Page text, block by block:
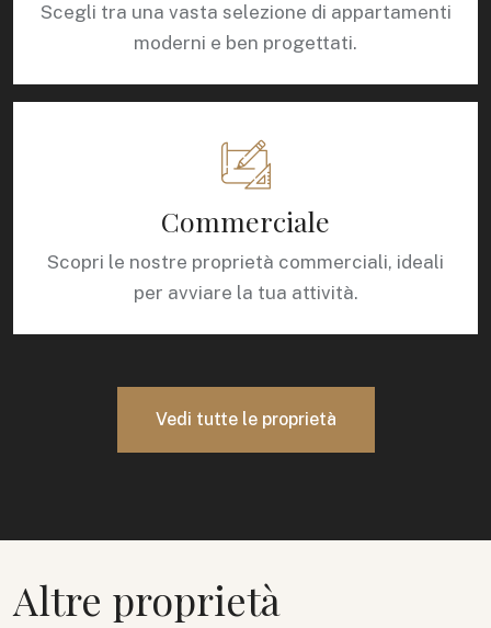
Scegli tra una vasta selezione di appartamenti
moderni e ben progettati.
Commerciale
Scopri le nostre proprietà commerciali, ideali
per avviare la tua attività.
Vedi tutte le proprietà
Altre proprietà